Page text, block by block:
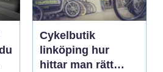
Cykelbutik
linköping hur
hittar man rätt